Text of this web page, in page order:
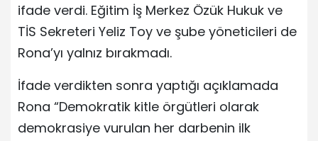
ifade verdi. Eğitim İş Merkez Özük Hukuk ve
TİS Sekreteri Yeliz Toy ve şube yöneticileri de
Rona’yı yalnız bırakmadı.
İfade verdikten sonra yaptığı açıklamada
Rona “Demokratik kitle örgütleri olarak
demokrasiye vurulan her darbenin ilk